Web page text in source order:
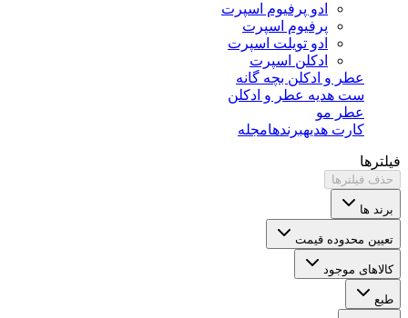
ادو پرفیوم اسپرت
پرفیوم اسپرت
ادو تویلت اسپرت
ادکلن اسپرت
عطر و ادکلن بچه گانه
ست هدیه عطر و ادکلن
عطر مو
کارت هدیهبرندهامجله
فیلترها
حذف فیلترها
برند ها
تعیین محدوده قیمت
کالاهای موجود
طبع